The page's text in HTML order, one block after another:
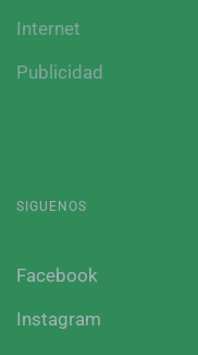
Internet
Publicidad
SIGUENOS
Facebook
Instagram